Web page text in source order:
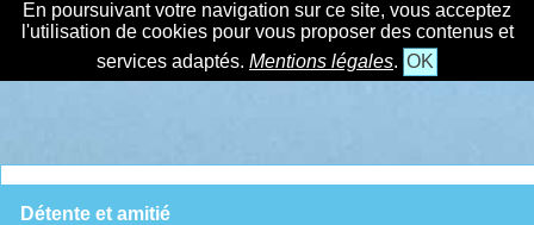
En poursuivant votre navigation sur ce site, vous acceptez
l'utilisation de cookies pour vous proposer des contenus et
services adaptés. Mentions légales. OK
Détente et amitié